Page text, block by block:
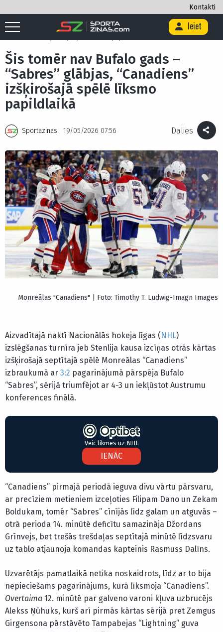
Kontakti
Ieiet
Sākums / Šis tomēr nav Bufalo gads – “Sabres” glābjas,
Šis tomēr nav Bufalo gads –
“Sabres” glābjas, “Canadiens”
izšķirošajā spēlē līksmo
papildlaikā
Sportazinas 19/05/2026 07:56 Dalies
Monreālas "Canadiens" | Foto: Timothy T. Ludwig-Imagn Images
Aizvadītajā naktī Nacionālās hokeja līgas ( NHL)
izslēgšanas turnīra jeb Stenlija kausa izcīņas otrās kārtas
izšķirošajā septītajā spēlē Monreālas “Canadiens”
izbraukumā ar 3:2 pagarinājumā pārspēja Bufalo
“Sabres”, sērijā triumfējot ar 4-3 un iekļūstot Austrumu
konferences finālā.
Veic likmes uz NHL
IENĀC
“Canadiens” pirmajā periodā ieguva divu vārtu pārsvaru,
ar precīziem metieniem izceļoties Filipam Dano un Zekam
Boldukam, tomēr “Sabres” cīnījās līdz galam un atguvās –
otrā perioda 14. minūtē deficītu samazināja Džordans
Grīnvejs, bet trešās trešdaļas septītajā minūtē līdzsvaru
uz tablo atjaunoja komandas kapteinis Rasmuss Dalīns.
Uzvarētājs pamatlaikā netika noskaidrots, līdz ar to bija
nepieciešams pagarinājums, kurā līksmoja “Canadiens”.
Overtaima 12. minūtē par galveno varoni kļuva uzbrucējs
Alekss Ņūhuks, kurš arī pirmās kārtas sērijā pret Zemgus
Girgensona pārstāvēto Tampabejas “Lightning” guva